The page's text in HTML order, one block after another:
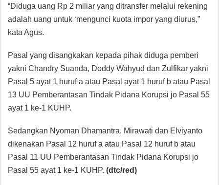
“Diduga uang Rp 2 miliar yang ditransfer melalui rekening
adalah uang untuk ‘mengunci kuota impor yang diurus,”
kata Agus.
Pasal yang disangkakan kepada pihak diduga pemberi
yakni Chandry Suanda, Doddy Wahyud dan Zulfikar yakni
Pasal 5 ayat 1 huruf a atau Pasal ayat 1 huruf b atau Pasal
13 UU Pemberantasan Tindak Pidana Korupsi jo Pasal 55
ayat 1 ke-1 KUHP.
Sedangkan Nyoman Dhamantra, Mirawati dan Elviyanto
dikenakan Pasal 12 huruf a atau Pasal 12 huruf b atau
Pasal 11 UU Pemberantasan Tindak Pidana Korupsi jo
Pasal 55 ayat 1 ke-1 KUHP. (dtc/red)